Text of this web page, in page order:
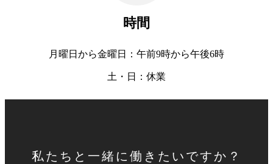
時間
月曜日から金曜日：午前9時から午後6時
土・日：休業
私たちと一緒に働きたいですか？